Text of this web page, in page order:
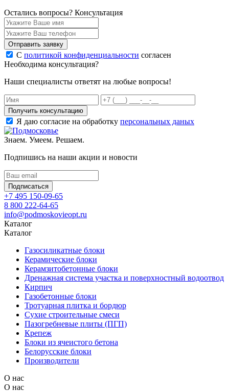
Остались вопросы? Консультация
Отправить заявку
С политикой конфиденциальности согласен
Необходима консультация?
Наши специалисты ответят на любые вопросы!
Получить консультацию
Я даю согласие на обработку персональных даных
Знаем. Умеем. Решаем.
Подпишись на наши акции и новости
Подписаться
+7 495 150-09-65
8 800 222-64-65
info@podmoskovieopt.ru
Каталог
Каталог
Газосиликатные блоки
Керамические блоки
Керамзитобетонные блоки
Дренажная система участка и поверхностный водоотвод
Кирпич
Газобетонные блоки
Тротуарная плитка и бордюр
Сухие строительные смеси
Пазогребневые плиты (ПГП)
Крепеж
Блоки из ячеистого бетона
Белорусские блоки
Производители
О нас
О нас